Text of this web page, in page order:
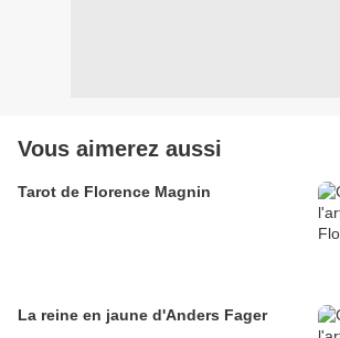
Vous aimerez aussi
Tarot de Florence Magnin
La reine en jaune d'Anders Fager